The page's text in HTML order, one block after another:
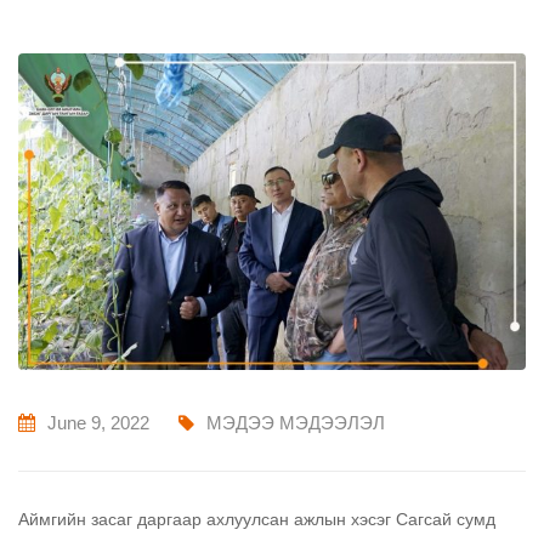
June 9, 2022 МЭДЭЭ МЭДЭЭЛЭЛ
Аймгийн засаг даргаар ахлуулсан ажлын хэсэг Сагсай сумд